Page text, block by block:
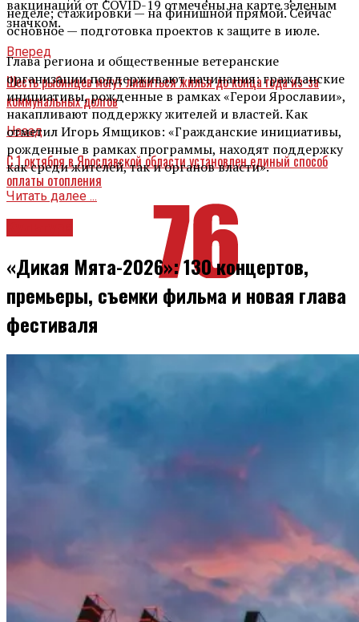
вакцинации от COVID-19 отмечены на карте зеленым
значком.
Вперед
Шесть рыбинцев могут лишиться жилья до конца года из-за
коммунальных долгов
Назад
С 1 октября в Ярославской области установлен единый способ
оплаты отопления
неделе; стажировки — на финишной прямой. Сейчас
основное — подготовка проектов к защите в июле.
Глава региона и общественные ветеранские
организации поддерживают начинания: гражданские
инициативы, рожденные в рамках «Герои Ярославии»,
накапливают поддержку жителей и властей. Как
отметил Игорь Ямщиков: «Гражданские инициативы,
рожденные в рамках программы, находят поддержку
как среди жителей, так и органов власти».
Читать далее ...
«Дикая Мята-2026»: 130 концертов,
премьеры, съемки фильма и новая глава
фестиваля